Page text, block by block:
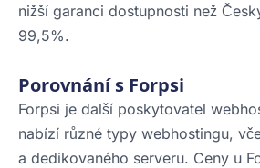
nižší garanci dostupnosti než
99,5%.
Porovnání s Forpsi
Forpsi je další poskytovatel
nabízí různé typy webhostingu,
a dedikovaného serveru. Ceny u